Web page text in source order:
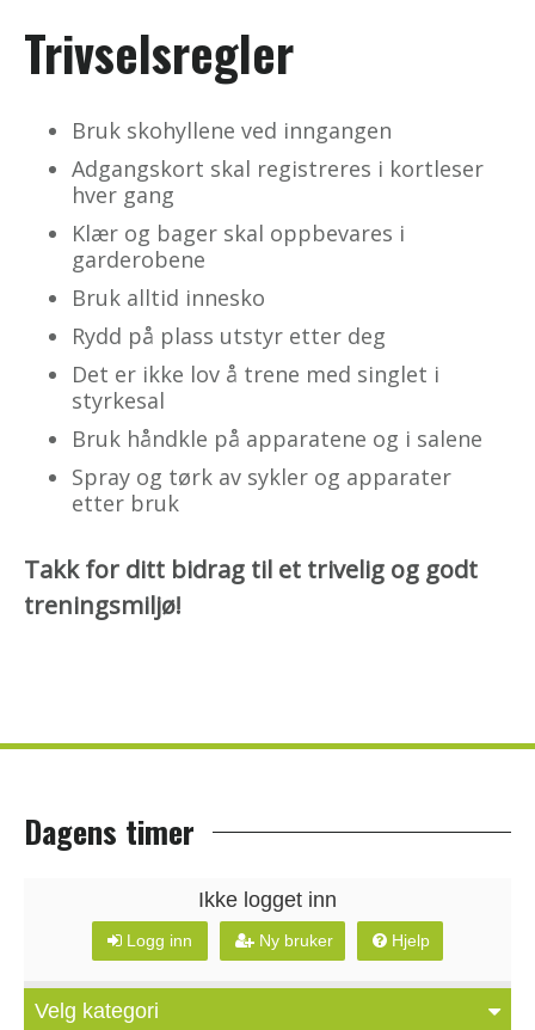
Trivselsregler
Bruk skohyllene ved inngangen
Adgangskort skal registreres i kortleser
hver gang
Klær og bager skal oppbevares i
garderobene
Bruk alltid innesko
Rydd på plass utstyr etter deg
Det er ikke lov å trene med singlet i
styrkesal
Bruk håndkle på apparatene og i salene
Spray og tørk av sykler og apparater
etter bruk
Takk for ditt bidrag til et trivelig og godt
treningsmiljø!
Dagens timer